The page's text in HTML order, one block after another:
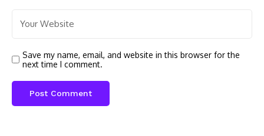
Save my name, email, and website in this browser for the
next time I comment.